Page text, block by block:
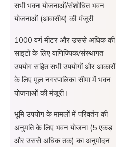
सभी भवन योजनाओं/संशोधित भवन
योजनाओं (आवासीय) की मंजूरी
1000 वर्ग मीटर और उससे अधिक की
साइटों के लिए वाणिज्यिक/संस्थागत
उपयोग सहित सभी उपयोगों और आकारों
के लिए मूल नगरपालिका सीमा में भवन
योजनाओं की मंजूरी।
भूमि उपयोग के मामलों में परिवर्तन की
अनुमति के लिए भवन योजना (5 एकड़
और उससे अधिक तक) का अनुमोदन